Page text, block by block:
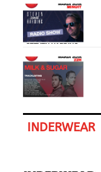
INDERWEAR